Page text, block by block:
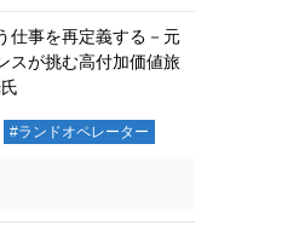
仕事を再定義する－元
スが挑む高付加価値旅
#ランドオペレーター